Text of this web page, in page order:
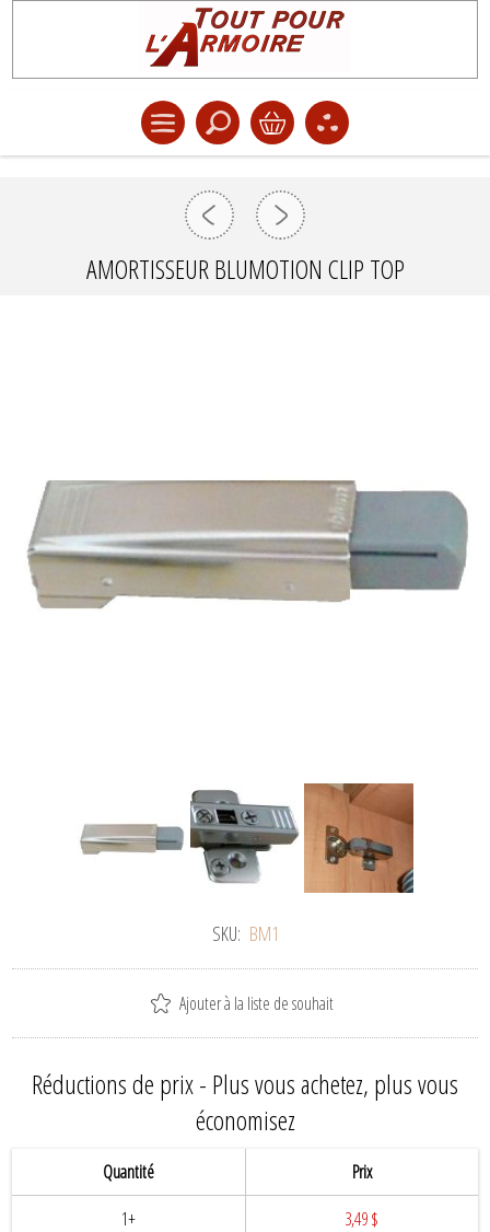
AMORTISSEUR BLUMOTION CLIP TOP
SKU: BM1
Ajouter à la liste de souhait
Réductions de prix - Plus vous achetez, plus vous
économisez
Quantité
1+
Prix
3,49 $